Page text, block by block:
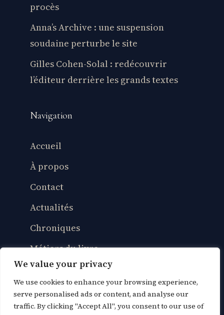
We value your privacy
We use cookies to enhance your browsing experience,
serve personalised ads or content, and analyse our
traffic. By clicking "Accept All", you consent to our use of
procès
Anna’s Archive : une suspension
soudaine perturbe le site
Gilles Cohen-Solal : redécouvrir
l’éditeur derrière les grands textes
Navigation
Accueil
À propos
Contact
Actualités
Chroniques
Métiers du livre
Vie de lecteur
Culture & adaptations